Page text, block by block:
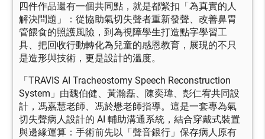
四件作品還有一個共同點，就是都緊扣「為真實的人
解決問題」：從協助氣切失聲者重新發聲、改善鼻胃
管餵食的照護風險，到為視障學生打造點字學習工
具、把回收行動轉化為兒童的感恩教育，展現的不只
是造形與技術，更是設計的溫度。
「TRAVIS AI Tracheostomy Speech Reconstruction
System」由魏伯健、黃瀚磊、陳奕瑋、彭仁宥共同設
計，馮嘉慧老師、馮於懋老師指導。這是一套專為氣
切失聲病人設計的 AI 輔助溝通系統，結合穿戴式裝置
與邊緣運算：手術前先以「聲音銀行」保存病人原有